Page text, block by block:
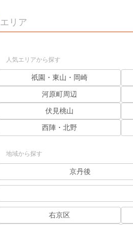
エリア
人気エリアから探す
祇園・東山・岡崎
河原町周辺
伏見桃山
西陣・北野
地域から探す
京丹後
右京区